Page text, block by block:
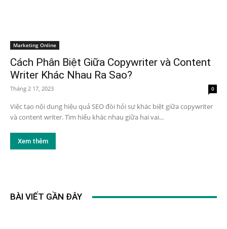
Marketing Online
Cách Phân Biệt Giữa Copywriter và Content
Writer Khác Nhau Ra Sao?
Tháng 2 17, 2023 0
Việc tạo nội dung hiệu quả SEO đòi hỏi sự khác biệt giữa copywriter
và content writer. Tìm hiểu khác nhau giữa hai vai...
Xem thêm
BÀI VIẾT GẦN ĐÂY